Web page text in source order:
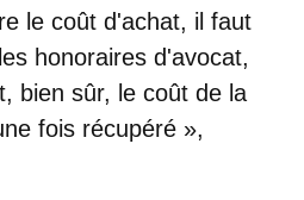
le coût d'achat, il faut
les honoraires d'avocat,
bien sûr, le coût de la
fois récupéré »,